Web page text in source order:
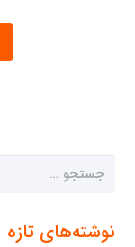
جستجو
نوشته‌های تازه